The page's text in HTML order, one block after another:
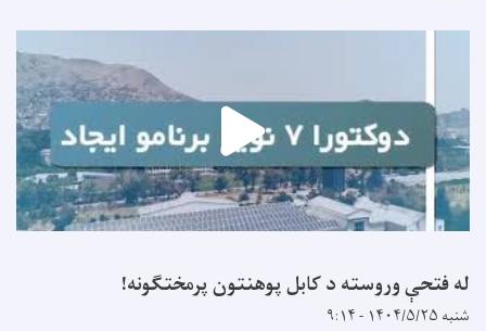
له فتحې وروسته د کابل پوهنتون پرمختګونه!
شنبه ۱۴۰۴/۵/۲۵ - ۹:۱۴